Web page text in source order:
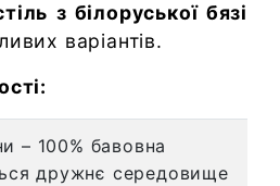
з білоруської бязі
варіантів.
– 100% бавовна
дружнє середовище